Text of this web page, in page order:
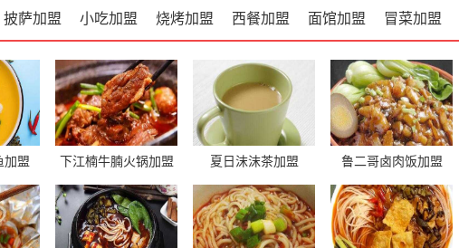
冒菜加盟
面馆加盟
西餐加盟
烧烤加盟
小吃加盟
披萨加盟
加盟 下江楠牛腩火锅加盟 夏日沫沫茶加盟 鲁二哥卤肉饭加盟